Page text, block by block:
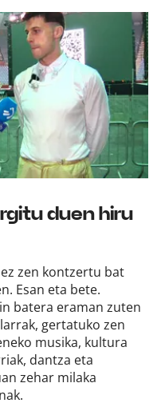
duen hiru
zen kontzertu bat
Esan eta bete.
batera eraman zuten
gertatuko zen
musika, kultura
dantza eta
zehar milaka